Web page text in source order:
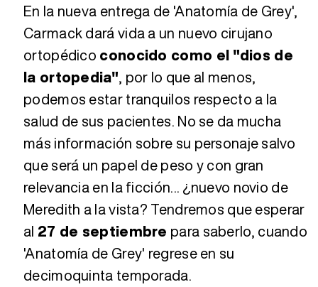
En la nueva entrega de 'Anatomía de Grey',
Carmack dará vida a un nuevo cirujano
ortopédico conocido como el "dios de
la ortopedia", por lo que al menos,
podemos estar tranquilos respecto a la
salud de sus pacientes. No se da mucha
más información sobre su personaje salvo
que será un papel de peso y con gran
relevancia en la ficción... ¿nuevo novio de
Meredith a la vista? Tendremos que esperar
al 27 de septiembre para saberlo, cuando
'Anatomía de Grey' regrese en su
decimoquinta temporada.